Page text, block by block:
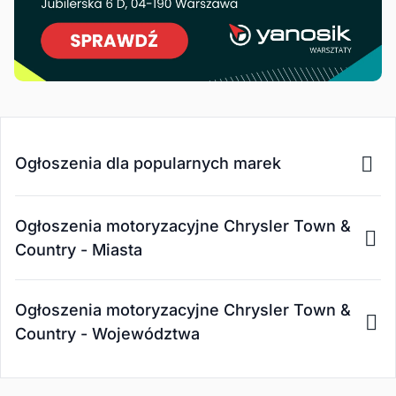
Ogłoszenia dla popularnych marek
Ogłoszenia motoryzacyjne Chrysler Town &
Country - Miasta
Ogłoszenia motoryzacyjne Chrysler Town &
Country - Województwa